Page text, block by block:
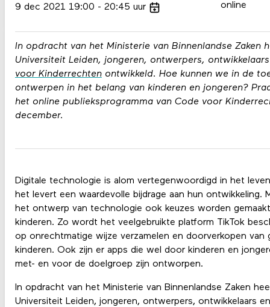
In opdracht van het Ministerie van Binnenlandse Zaken
Universiteit Leiden, jongeren, ontwerpers,
voor Kinderrechtenontwikkeld. Hoe kunnen we in de
ontwerpen in het belang van kinderen en jongeren?
het online publieksprogramma van Code voor
december.
Digitale technologie is alom vertegenwoordigd in het
het levert een waardevolle bijdrage aan hun ontwikkeling.
het ontwerp van technologie ook keuzes worden
kinderen. Zo wordt het veelgebruikte platform TikTok
op onrechtmatige wijze verzamelen en doorverkopen van
kinderen. Ook zijn er apps die wel door kinderen en
met- en voor de doelgroep zijn ontworpen.
In opdracht van het Ministerie van Binnenlandse Zaken
Universiteit Leiden, jongeren, ontwerpers, ontwikkelaars
9 dec 2021 19:00 20:45 uur
online